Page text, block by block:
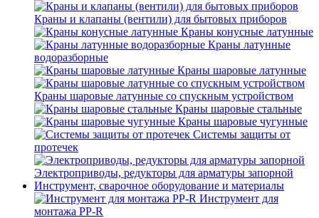
Краны и клапаны (вентили) для бытовых приборов
Краны конусные латунные
Краны латунные
водоразборные
Краны шаровые латунные
Краны шаровые латунные со спускным устройством
Краны шаровые стальные
Краны шаровые чугунные
Системы защиты от
протечек
Электроприводы, редукторы для арматуры запорной
Инструмент, сварочное оборудование и материалы
Инструмент для
монтажа PP-R